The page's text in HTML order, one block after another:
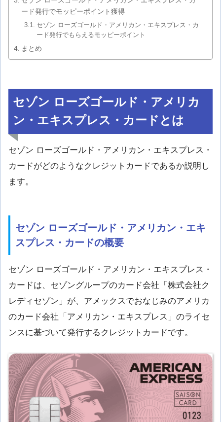
ード発行でモッピーポイント獲得
セゾン ローズゴールド・アメリカン・エキスプレス・カ
ード発行でもらえるモッピーポイント
まとめ
セゾン ローズゴールド・アメリカ
ン・エキスプレス・カードとは
セゾン ローズゴールド・アメリカン・エキスプレス・
カードがどのようなクレジットカードであるか説明し
ます。
セゾン ローズゴールド・アメリカン・エキ
スプレス・カードの概要
セゾン ローズゴールド・アメリカン・エキスプレス・
カードは、セゾングループのカード会社「株式会社ク
レディセゾン」が、アメックスでおなじみのアメリカ
のカード会社「アメリカン・エキスプレス」のライセ
ンスに基づいて発行するクレジットカードです。